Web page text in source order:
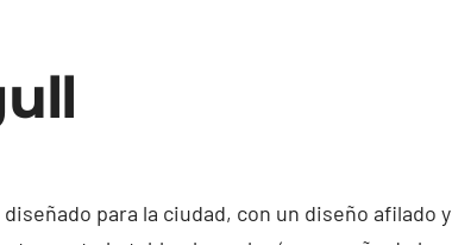
para la ciudad, con un diseño afilado